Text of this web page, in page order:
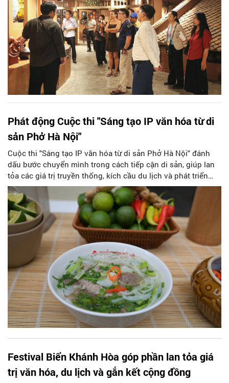
Phát động Cuộc thi "Sáng tạo IP văn hóa từ di
sản Phở Hà Nội"
Cuộc thi "Sáng tạo IP văn hóa từ di sản Phở Hà Nội" đánh
dấu bước chuyển mình trong cách tiếp cận di sản, giúp lan
tỏa các giá trị truyền thống, kích cầu du lịch và phát triển
công nghiệp văn hóa. Đồng thời, đây cũng là khởi đầu quan
trọng giúp thành phố chuẩn bị các nguồn lực tư liệu cần
thiết, phục vụ thành phố xây dựng hồ sơ khoa học trình
UNESCO ghi danh Phở.
Festival Biển Khánh Hòa góp phần lan tỏa giá
trị văn hóa, du lịch và gắn kết cộng đồng